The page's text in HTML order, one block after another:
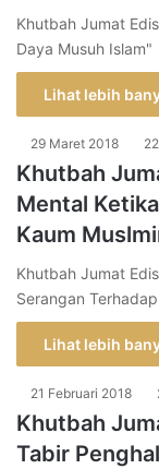
Khutbah Jumat
Daya Musuh Islam"
Lihat lebih
29 Maret 2018
Khutbah
Mental
Kaum
Khutbah Jumat
Serangan
Lihat lebih
21 Februari 2018
Khutbah
Tabir